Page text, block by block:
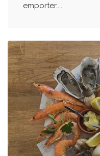
emporter....